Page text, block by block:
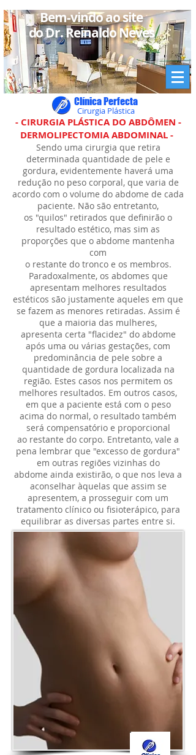
Bem-vindo ao site
do Dr. Reinaldo Neves
Clínica Perfecta
Cirurgia Plástica
- CIRURGIA PLÁSTICA DO ABDÔMEN -
DERMOLIPECTOMIA ABDOMINAL -
Sendo uma cirurgia que retira
determinada quantidade de pele e
gordura, evidentemente haverá uma
redução no peso corporal, que varia de
acordo com o volume do abdome de cada
paciente. Não são entretanto,
os "quilos" retirados que definirão o
resultado estético, mas sim as
proporções que o abdome mantenha
com
o restante do tronco e os membros.
Paradoxalmente, os abdomes que
apresentam melhores resultados
estéticos são justamente aqueles em que
se fazem as menores retiradas. Assim é
que a maioria das mulheres,
apresenta certa "flacidez" do abdome
após uma ou várias gestações, com
predominância de pele sobre a
quantidade de gordura localizada na
região. Estes casos nos permitem os
melhores resultados. Em outros casos,
em que a paciente está com o peso
acima do normal, o resultado também
será compensatório e proporcional
ao restante do corpo. Entretanto, vale a
pena lembrar que "excesso de gordura"
em outras regiões vizinhas do
abdome ainda existirão, o que nos leva a
aconselhar àquelas que assim se
apresentem, a prosseguir com um
tratamento clínico ou fisioterápico, para
equilibrar as diversas partes entre si.